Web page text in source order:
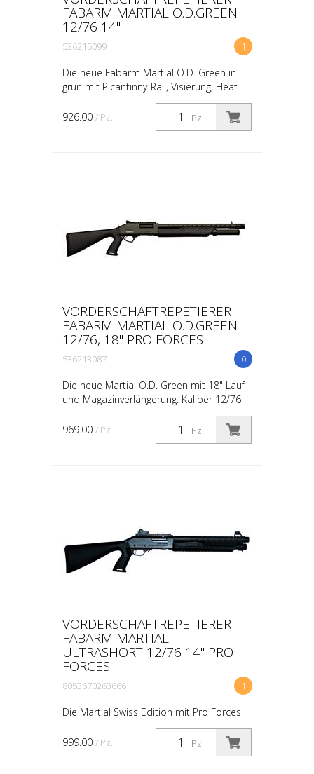
FABARM MARTIAL O.D.GREEN
12/76 14"
1
536215099
Die neue Fabarm Martial O.D. Green in
grün mit Picantinny-Rail, Visierung, Heat-
Shield und Muzzlebrake.
Pz.
926.00 / Pz.
VORDERSCHAFTREPETIERER
FABARM MARTIAL O.D.GREEN
12/76, 18" PRO FORCES
0
536213087
Die neue Martial O.D. Green mit 18" Lauf
und Magazinverlängerung. Kaliber 12/76
Pz.
969.00 / Pz.
VORDERSCHAFTREPETIERER
FABARM MARTIAL
ULTRASHORT 12/76 14" PRO
FORCES
1
8053670263666
Die Martial Swiss Edition mit Pro Forces
Schaft wurde von Fabarm nach unseren
Bedürnissen zusammengebaut. 14" Lauf
mit Hitzeschild, eine Picantiny Rail auf
Pz.
999.00 / Pz.